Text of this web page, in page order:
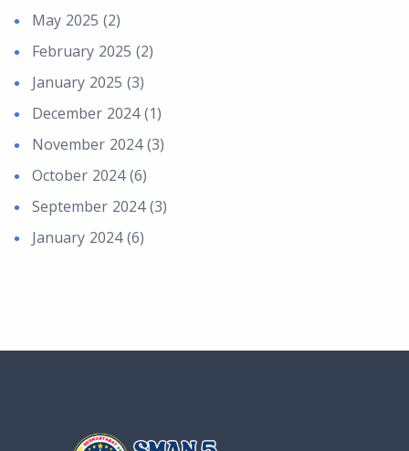
May 2025 (2)
February 2025 (2)
January 2025 (3)
December 2024 (1)
November 2024 (3)
October 2024 (6)
September 2024 (3)
January 2024 (6)